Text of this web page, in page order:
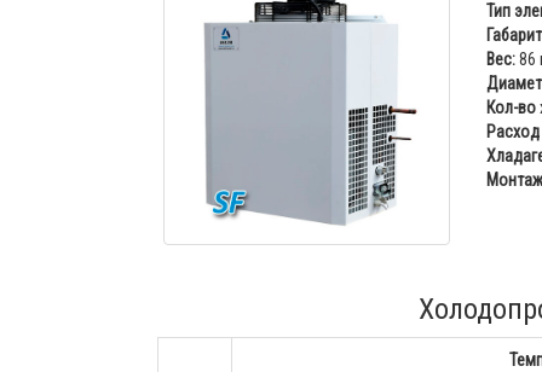
Тип
Вес:86
Кол-во